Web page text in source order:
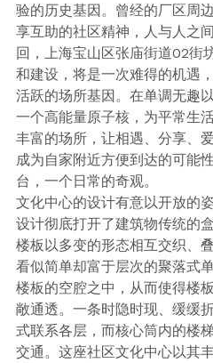
验的历史基因。曾经的厂区周
享互助的社区精神，人与人之
回，上海宝山区张庙街道02街
和建设，将是一次难得的机遇
活跃的场所基因。在单调无趣
一个高能量原子核，为平常生
丰富的场所，让相遇、分享、
成为自家附近方便到达的可能
台，一个日常的奇观。
文化中心的设计有意以开放的
设计彻底打开了建筑物传统的
楼板以多变的形态相互交织、
看似简单却富于层次的聚落式
楼板的空腔之中，从而使得楼
敞通透。一条时隐时现、缓缓
式联系各层，而核心筒内的楼
交通。这座社区文化中心以其